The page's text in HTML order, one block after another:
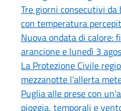
Tre giorni consecutivi
con temperatura
Nuova ondata di calore:
arancione e lunedì 3
La Protezione Civile
mezzanotte l’allerta
Puglia alle prese con
pioggia, temporali e